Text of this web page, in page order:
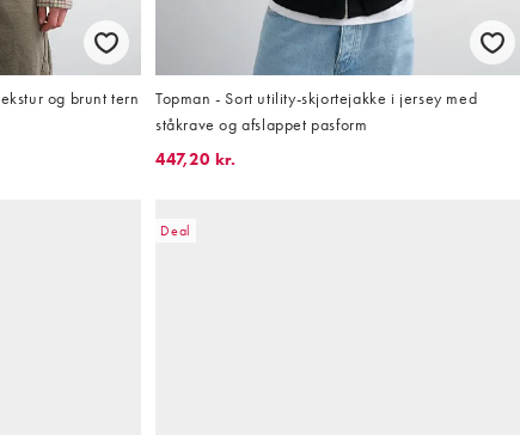
og brunt tern
Topman - Sort utility-skjortejakke i jersey med
ståkrave og afslappet pasform
447,20 kr.
Deal